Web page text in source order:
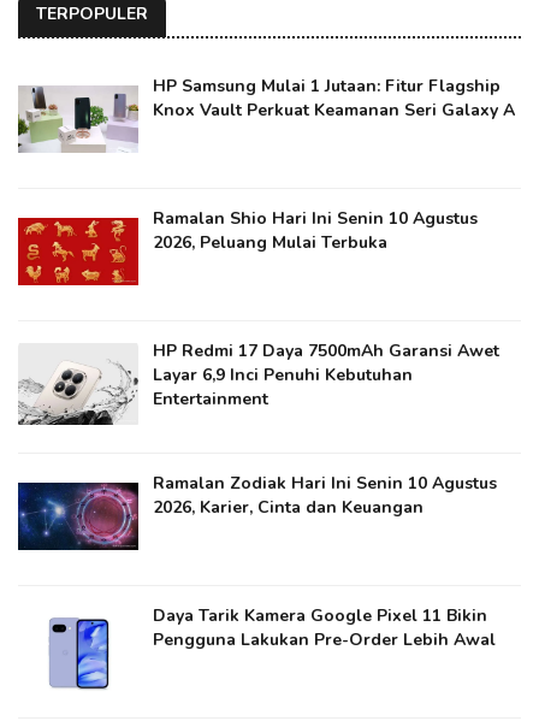
TERPOPULER
HP Samsung Mulai 1 Jutaan: Fitur Flagship
Knox Vault Perkuat Keamanan Seri Galaxy A
Ramalan Shio Hari Ini Senin 10 Agustus
2026, Peluang Mulai Terbuka
HP Redmi 17 Daya 7500mAh Garansi Awet
Layar 6,9 Inci Penuhi Kebutuhan
Entertainment
Ramalan Zodiak Hari Ini Senin 10 Agustus
2026, Karier, Cinta dan Keuangan
Daya Tarik Kamera Google Pixel 11 Bikin
Pengguna Lakukan Pre-Order Lebih Awal